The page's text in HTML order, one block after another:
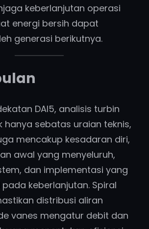
keberlanjutan operasi
energi bersih dapat
generasi berikutnya.
DAI5, analisis turbin
hanya sebatas uraian teknis,
mencakup kesadaran diri,
awal yang menyeluruh,
dan implementasi yang
keberlanjutan. Spiral
distribusi aliran
vanes mengatur debit dan